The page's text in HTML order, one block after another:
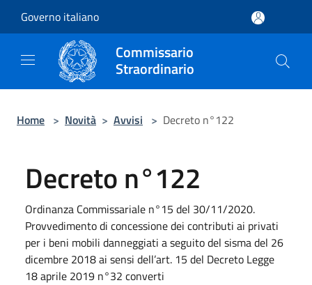
Governo italiano
Commissario
Straordinario
Home > Novità > Avvisi > Decreto n°122
Decreto n°122
Ordinanza Commissariale n°15 del 30/11/2020.
Provvedimento di concessione dei contributi ai privati
per i beni mobili danneggiati a seguito del sisma del 26
dicembre 2018 ai sensi dell’art. 15 del Decreto Legge
18 aprile 2019 n°32 converti